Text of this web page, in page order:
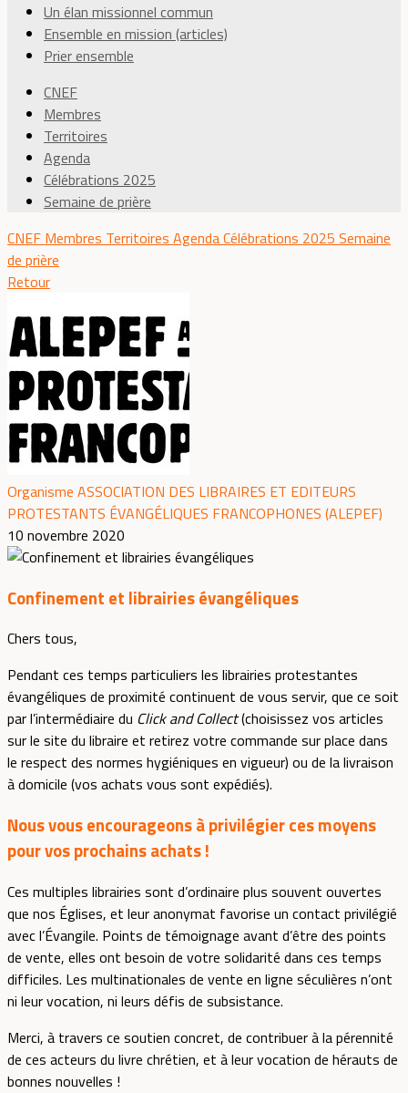
Un élan missionnel commun
Ensemble en mission (articles)
Prier ensemble
CNEF
Membres
Territoires
Agenda
Célébrations 2025
Semaine de prière
CNEF Membres Territoires AgendaCélébrations 2025 Semaine
de prière
Retour
Organisme ASSOCIATION DES LIBRAIRES ET EDITEURS
PROTESTANTS ÉVANGÉLIQUES FRANCOPHONES (ALEPEF)
10 novembre 2020
Confinement et librairies évangéliques
Chers tous,
Pendant ces temps particuliers les librairies protestantes
évangéliques de proximité continuent de vous servir, que ce soit
par l’intermédiaire du Click and Collect(choisissez vos articles
sur le site du libraire et retirez votre commande sur place dans
le respect des normes hygiéniques en vigueur) ou de la livraison
à domicile (vos achats vous sont expédiés).
Nous vous encourageons à privilégier ces moyens
pour vos prochains achats !
Ces multiples librairies sont d’ordinaire plus souvent ouvertes
que nos Églises, et leur anonymat favorise un contact privilégié
avec l’Évangile. Points de témoignage avant d’être des points
de vente, elles ont besoin de votre solidarité dans ces temps
difficiles. Les multinationales de vente en ligne séculières n’ont
ni leur vocation, ni leurs défis de subsistance.
Merci, à travers ce soutien concret, de contribuer à la pérennité
de ces acteurs du livre chrétien, et à leur vocation de hérauts de
bonnes nouvelles !